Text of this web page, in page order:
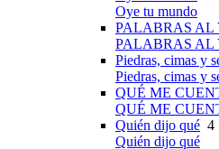
Oye tu mundo
PALABRAS AL
PALABRAS AL
Piedras, cimas y
Piedras, cimas y
QUÉ ME
QUÉ ME
Quién dijo qué 4
Quién dijo qué